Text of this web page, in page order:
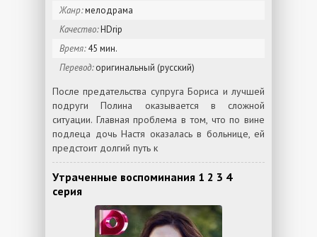
Жанр:мелодрама
Качество:HDrip
Время:45 мин.
Перевод:оригинальный (русский)
После предательства супруга Бориса и лучшей
подруги Полина оказывается в сложной
ситуации. Главная проблема в том, что по вине
подлеца дочь Настя оказалась в больнице, ей
предстоит долгий путь к
Утраченные воспоминания 1 2 3 4
серия